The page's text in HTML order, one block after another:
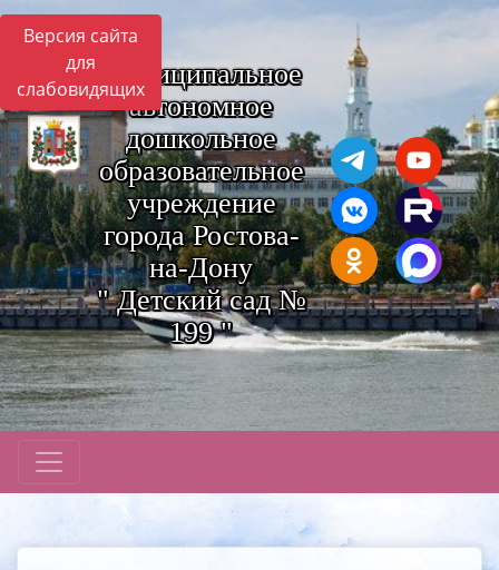
Версия сайта
для
слабовидящихМуниципальное
автономное
дошкольное
образовательное
учреждение
города Ростова-
на-Дону
" Детский сад №
199 "